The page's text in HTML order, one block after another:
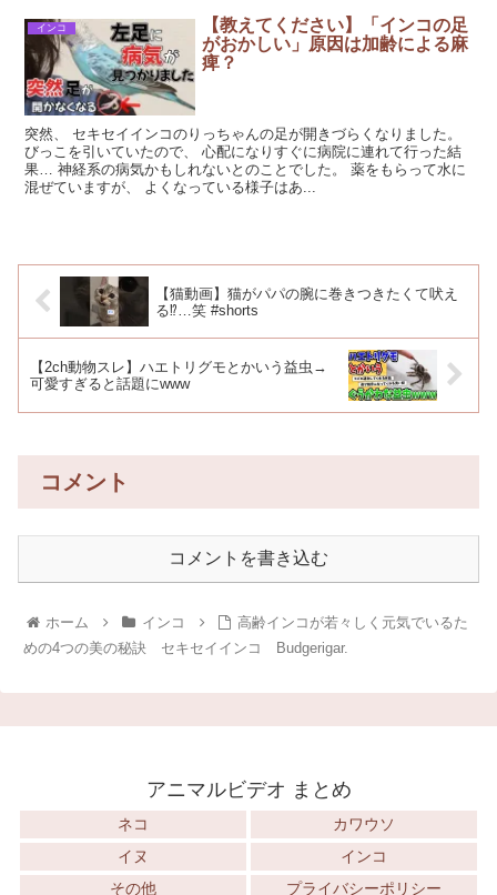
インコ
【教えてください】「インコの足
がおかしい」原因は加齢による麻
痺？
突然、 セキセイインコのりっちゃんの足が開きづらくなりました。
びっこを引いていたので、 心配になりすぐに病院に連れて行った結
果… 神経系の病気かもしれないとのことでした。 薬をもらって水に
混ぜていますが、 よくなっている様子はあ...
【猫動画】猫がパパの腕に巻きつきたくて吠え
る⁉︎…笑 #shorts
【2ch動物スレ】ハエトリグモとかいう益虫→
可愛すぎると話題にwww
コメント
コメントを書き込む
ホーム インコ
高齢インコが若々しく元気でいるた
めの4つの美の秘訣 セキセイインコ Budgerigar.
アニマルビデオ まとめ
ネコ
カワウソ
イヌ
インコ
その他
プライバシーポリシー